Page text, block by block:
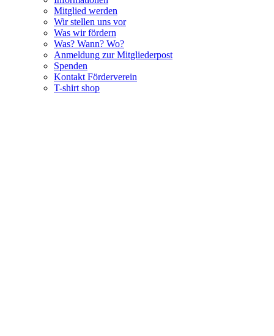
Mitglied werden
Wir stellen uns vor
Was wir fördern
Was? Wann? Wo?
Anmeldung zur Mitgliederpost
Spenden
Kontakt Förderverein
T-shirt shop